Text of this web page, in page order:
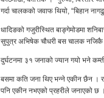
गर्दा चालकको जवाफ थियो, “बिहान
धादिङको गजुरीस्थित बाङ्गेमोडमा
सुपुत्र अभिषेक चौधरी बस चालक नजिकै
दुर्घटनमा ३१ जनाको ज्यान गयो भने
बसमा कति जना थिए भन्ने एकीन छैन ।
पनि एकीन नभएको प्रहरीले जनाएको छ ।